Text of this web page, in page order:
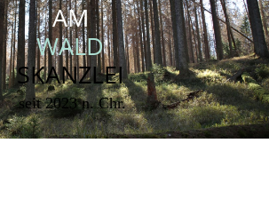
AM
WALD
SKANZLEI
seit 2023 n. Chr.